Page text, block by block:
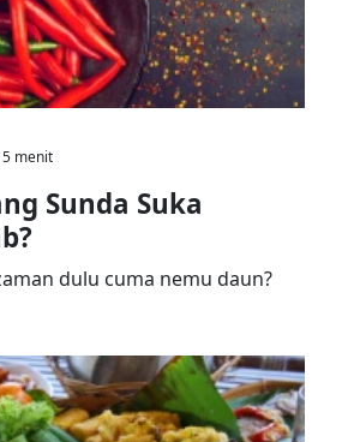
menit
Sunda Suka
dulu cuma nemu daun?